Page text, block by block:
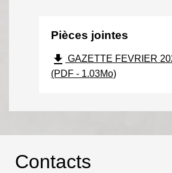
Pièces jointes
file_download GAZETTE FEVRIER
(PDF - 1.03Mo)
Contacts